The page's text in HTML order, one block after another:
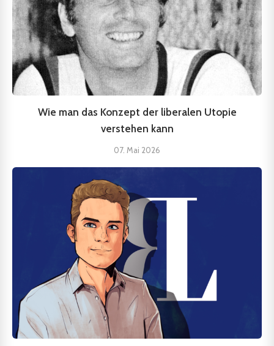
Wie man das Konzept der liberalen Utopie
verstehen kann
07. Mai 2026